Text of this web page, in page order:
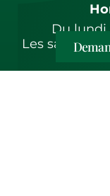
Du lundi
Les samedis,